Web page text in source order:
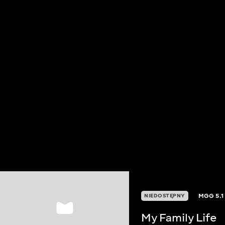
NIEDOSTĘPNY MGG5.1
My Family Life